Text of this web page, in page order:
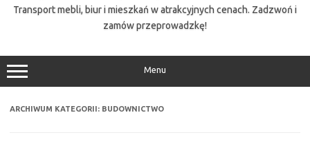
Transport mebli, biur i mieszkań w atrakcyjnych cenach. Zadzwoń i
zamów przeprowadzkę!
Menu
ARCHIWUM KATEGORII: BUDOWNICTWO